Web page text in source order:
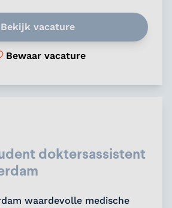
Bekijk vacature
Bewaar vacature
doktersassistent
waardevolle medische